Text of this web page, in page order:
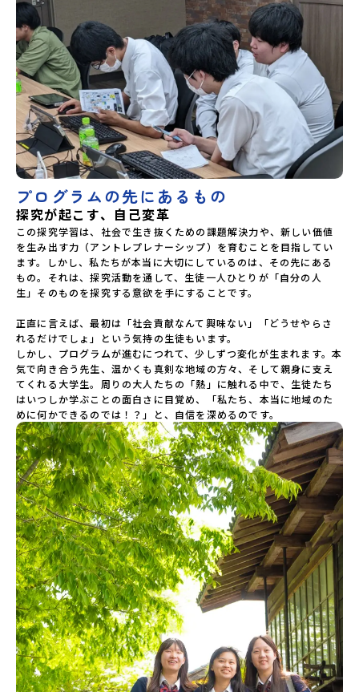
プログラムの先にあるもの
探究が起こす、自己変革
この探究学習は、社会で生き抜くための課題解決力や、新しい価値
を生み出す力（アントレプレナーシップ）を育むことを目指してい
ます。しかし、私たちが本当に大切にしているのは、その先にある
もの。それは、探究活動を通して、生徒一人ひとりが「自分の人
生」そのものを探究する意欲を手にすることです。
正直に言えば、最初は「社会貢献なんて興味ない」「どうせやらさ
れるだけでしょ」という気持の生徒もいます。
しかし、プログラムが進むにつれて、少しずつ変化が生まれます。本
気で向き合う先生、温かくも真剣な地域の方々、そして親身に支え
てくれる大学生。周りの大人たちの「熱」に触れる中で、生徒たち
はいつしか学ぶことの面白さに目覚め、「私たち、本当に地域のた
めに何かできるのでは！？」と、自信を深めるのです。